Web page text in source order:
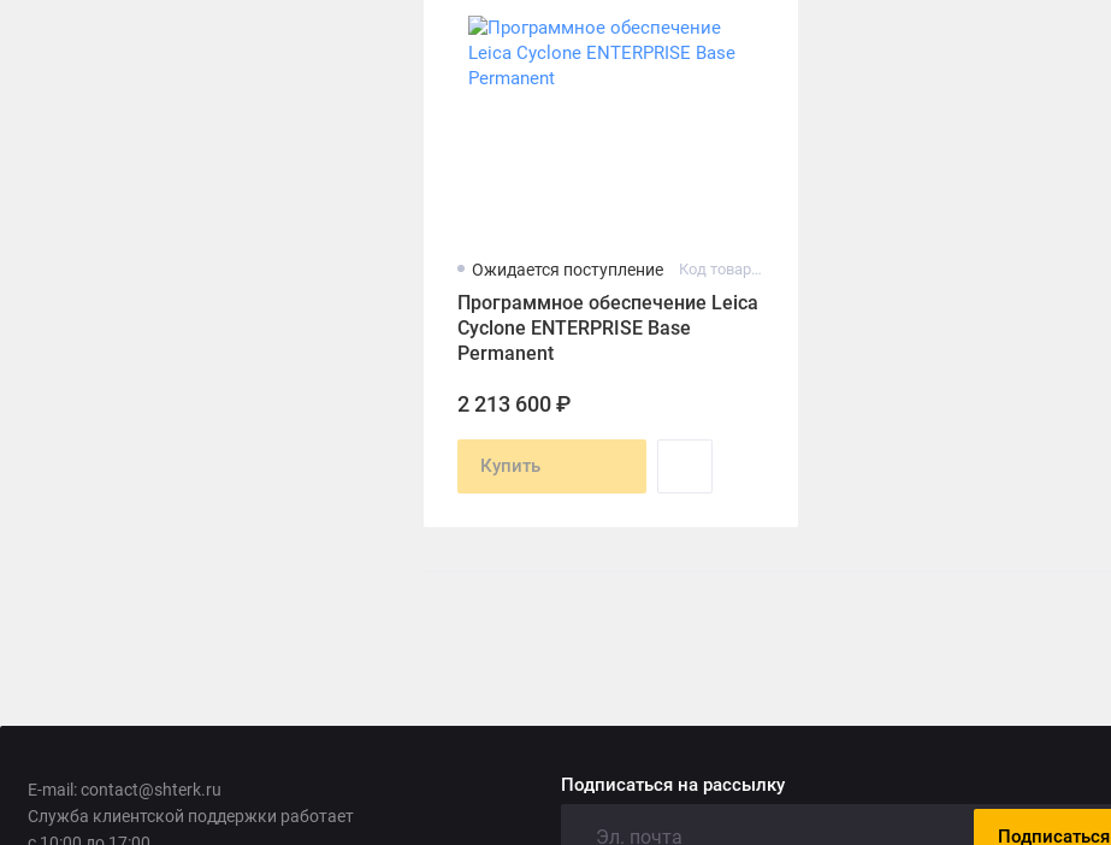
Ожидается поступление Код товара: 914474
Программное обеспечение Leica
Cyclone ENTERPRISE Base
Permanent
2 213 600 ₽
Купить
E-mail: contact@shterk.ru
Служба клиентской поддержки работает
Подписаться на рассылку
Подписаться